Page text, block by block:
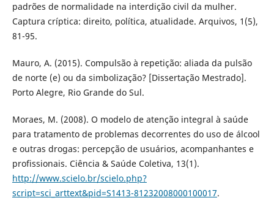
padrões de normalidade na interdição civil da mulher.
Captura críptica: direito, política, atualidade. Arquivos, 1(5),
81-95.
Mauro, A. (2015). Compulsão à repetição: aliada da pulsão
de norte (e) ou da simbolização? [Dissertação Mestrado].
Porto Alegre, Rio Grande do Sul.
Moraes, M. (2008). O modelo de atenção integral à saúde
para tratamento de problemas decorrentes do uso de álcool
e outras drogas: percepção de usuários, acompanhantes e
profissionais. Ciência & Saúde Coletiva, 13(1).
http://www.scielo.br/scielo.php?
script=sci_arttext&pid=S1413-81232008000100017.